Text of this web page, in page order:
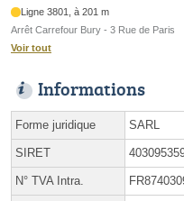
Ligne 3801, à 201 m
Arrêt Carrefour Bury - 3 Rue de Paris
Voir tout
Informations
Forme juridique SARL
SIRET
N° TVA Intra.